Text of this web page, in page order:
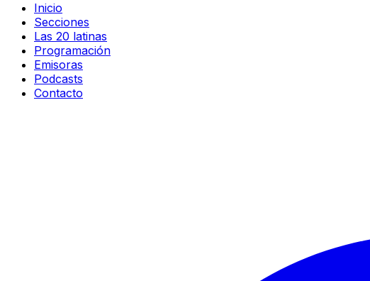
Inicio
Secciones
Las 20 latinas
Programación
Emisoras
Podcasts
Contacto